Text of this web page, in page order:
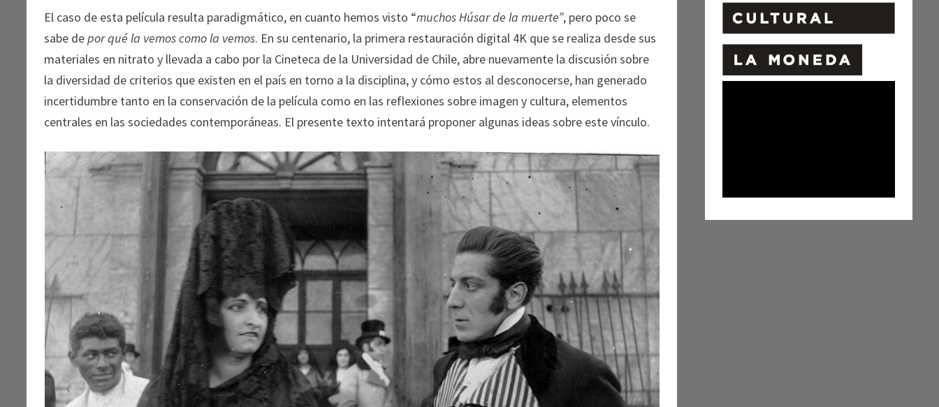
El caso de esta película resulta paradigmático, en cuanto hemos visto “muchos Húsar de la muerte”, pero poco se
sabe depor qué la vemos como la vemos. En su centenario, la primera restauración digital 4K que se realiza desde sus
materiales en nitrato y llevada a cabo por la Cineteca de la Universidad de Chile, abre nuevamente la discusión sobre
la diversidad de criterios que existen en el país en torno a la disciplina, y cómo estos al desconocerse, han generado
incertidumbre tanto en la conservación de la película como en las reflexiones sobre imagen y cultura, elementos
centrales en las sociedades contemporáneas. El presente texto intentará proponer algunas ideas sobre este vínculo.